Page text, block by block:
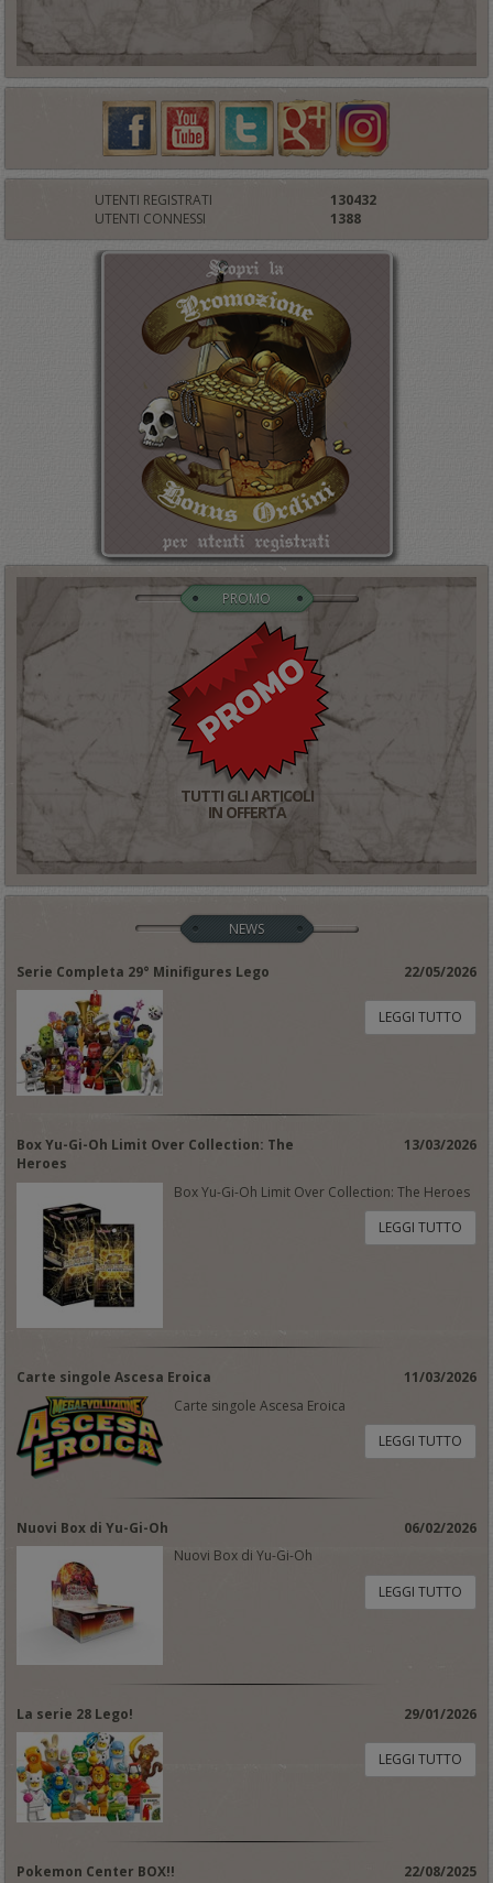
UTENTI REGISTRATI
130432
UTENTI CONNESSI
1388
PROMO
TUTTI GLI ARTICOLI
IN OFFERTA
NEWS
Serie Completa 29° Minifigures Lego 22/05/2026
LEGGI TUTTO
Box Yu-Gi-Oh Limit Over Collection: The
Heroes
13/03/2026
Box Yu-Gi-Oh Limit Over Collection: The Heroes
LEGGI TUTTO
Carte singole Ascesa Eroica
11/03/2026
Carte singole Ascesa Eroica
LEGGI TUTTO
Nuovi Box di Yu-Gi-Oh
06/02/2026
Nuovi Box di Yu-Gi-Oh
LEGGI TUTTO
La serie 28 Lego! 29/01/2026
LEGGI TUTTO
Pokemon Center BOX!!
22/08/2025